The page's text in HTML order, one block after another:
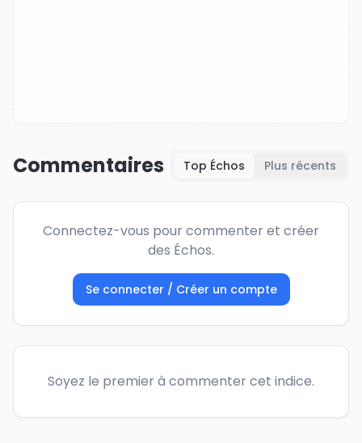
Commentaires Top Échos Plus récents
Connectez-vous pour commenter et créer
des Échos.
Se connecter / Créer un compte
Soyez le premier à commenter cet indice.